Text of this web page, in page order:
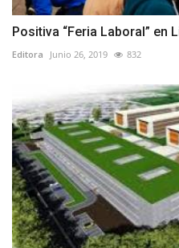
Positiva “Feria Laboral” en
Editora Junio 26, 2019 832